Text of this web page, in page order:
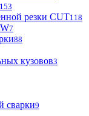
153
резки CUT118
7
88
кузовов3
сварки9